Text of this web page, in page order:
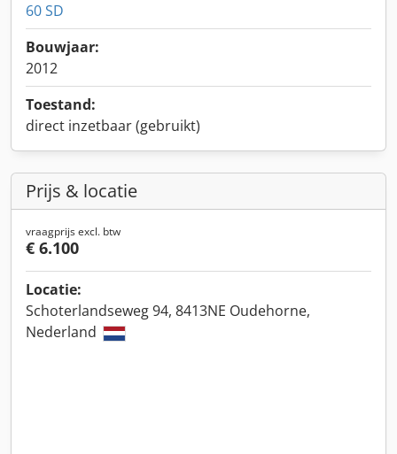
60 SD
Bouwjaar:
2012
Toestand:
direct inzetbaar (gebruikt)
Prijs & locatie
vraagprijs excl. btw
€ 6.100
Locatie:
Schoterlandseweg 94, 8413NE Oudehorne,
Nederland